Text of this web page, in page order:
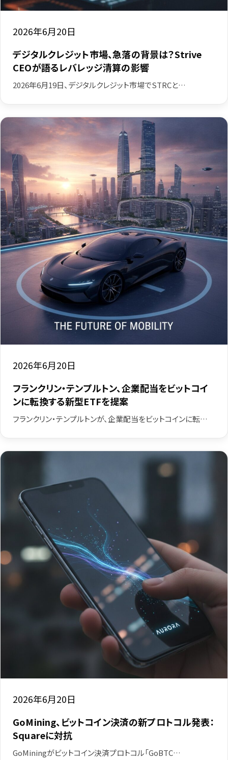
2026年6月20日
デジタルクレジット市場、急落の背景は？Strive
CEOが語るレバレッジ清算の影響
2026年6月19日、デジタルクレジット市場でSTRCと…
2026年6月20日
フランクリン・テンプルトン、企業配当をビットコイ
ンに転換する新型ETFを提案
フランクリン・テンプルトンが、企業配当をビットコインに転…
2026年6月20日
GoMining、ビットコイン決済の新プロトコル発表：
Squareに対抗
GoMiningがビットコイン決済プロトコル「GoBTC…